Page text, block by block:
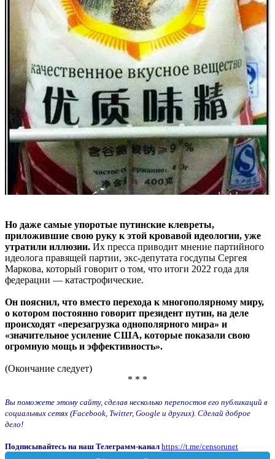
Но даже самые упоротые путинские клевреты,
приложившие свою руку к этой кровавой идеологии, уже
утратили иллюзии. Их пресса приводит мнение партийного
идеолога правящей партии, экс-депутата госдупы Сергея
Маркова, который говорит о том, что итоги 2022 года для
федерации — катастрофические.
Он пояснил, что вместо перехода к многополярному миру,
о котором постоянно говорит президент путин, на деле
происходят «перезагрузка однополярного мира» и
«значительное усиление США, которые показали свою
огромную мощь и эффективность».
(Окончание следует)
* * *
Вы поможете этому сайту, сделав несколько перепостов его публикаций в
социальных сетях (Facebook, Twitter, Google и других). Сделай доброе
дело!
Подписывайтесь на наш Телеграмм-канал https://t.me/censorunet